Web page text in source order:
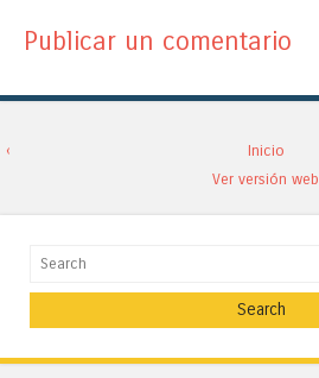
Publicar un comentario
‹
Inicio
Ver versión web
Search